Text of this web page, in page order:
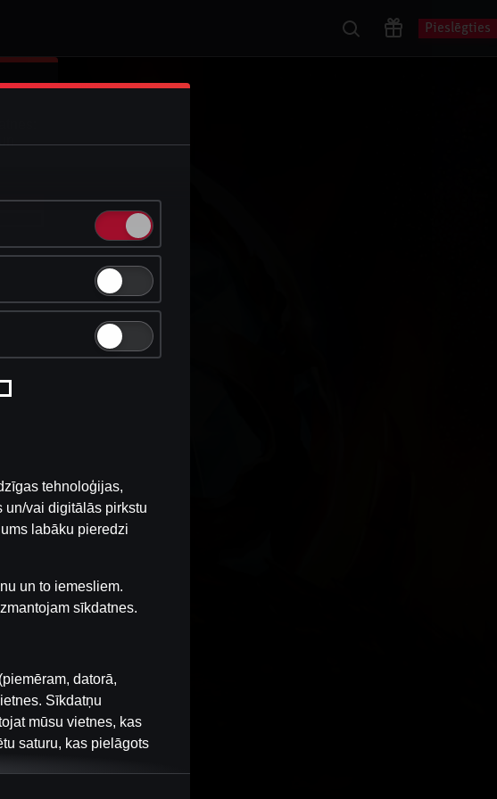
Pieslēgties
tehnoloģijas,
un/vai digitālās pirkstu
labāku pieredzi
un to iemesliem.
sīkdatnes.
datorā,
Sīkdatņu
mūsu vietnes, kas
saturu, kas pielāgots